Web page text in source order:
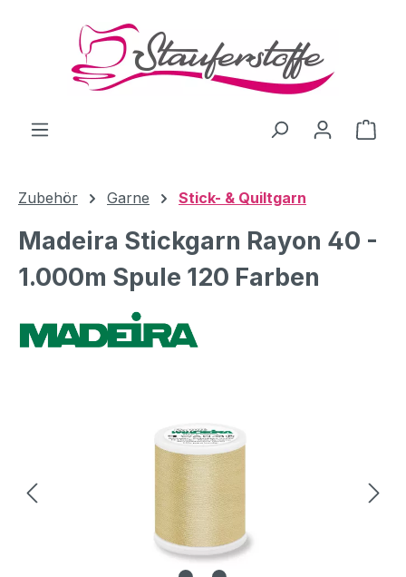
Zum Hauptinhalt springen
Zubehör Garne Stick- & Quiltgarn
Madeira Stickgarn Rayon 40 -
1.000m Spule 120 Farben